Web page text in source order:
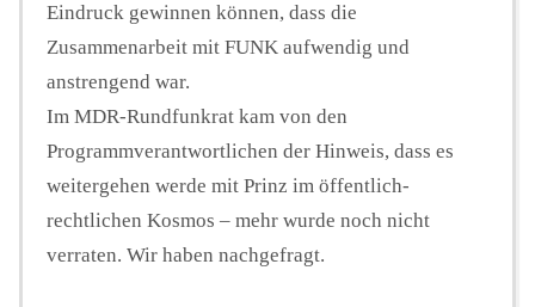
Eindruck gewinnen können, dass die
Zusammenarbeit mit FUNK aufwendig und
anstrengend war.
Im MDR-Rundfunkrat kam von den
Programmverantwortlichen der Hinweis, dass es
weitergehen werde mit Prinz im öffentlich-
rechtlichen Kosmos – mehr wurde noch nicht
verraten. Wir haben nachgefragt.